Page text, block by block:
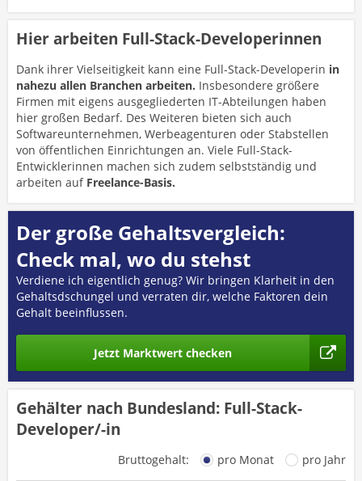
Hier arbeiten Full-Stack-Developerinnen
Dank ihrer Vielseitigkeit kann eine Full-Stack-Developerin in
nahezu allen Branchen arbeiten. Insbesondere größere
Firmen mit eigens ausgegliederten IT-Abteilungen haben
hier großen Bedarf. Des Weiteren bieten sich auch
Softwareunternehmen, Werbeagenturen oder Stabstellen
von öffentlichen Einrichtungen an. Viele Full-Stack-
Entwicklerinnen machen sich zudem selbstständig und
arbeiten auf Freelance-Basis.
Der große Gehaltsvergleich:
Check mal, wo du stehst
Verdiene ich eigentlich genug? Wir bringen Klarheit in den
Gehaltsdschungel und verraten dir, welche Faktoren dein
Gehalt beeinflussen.
Jetzt Marktwert checken
Gehälter nach Bundesland: Full-Stack-
Developer/-in
Bruttogehalt: pro Monat pro Jahr